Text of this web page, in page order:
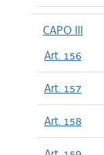
CAPO III
Art. 156
Art. 157
Art. 158